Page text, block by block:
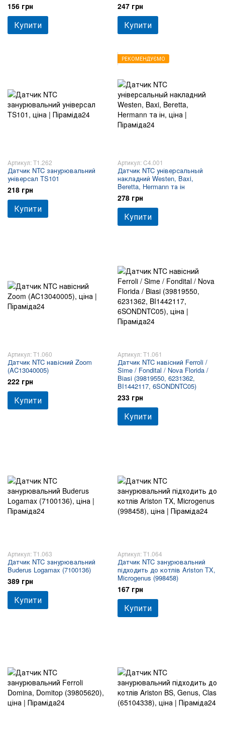
156 грн
Купити
247 грн
Купити
Артикул: T1.262
Датчик NTC занурювальний
універсал TS101
218 грн
Купити
РЕКОМЕНДУЄМО
Артикул: C4.001
Датчик NTC універсальный
накладний Westen, Baxi,
Beretta, Hermann та ін
278 грн
Купити
Артикул: T1.060
Датчик NTC навісний Zoom
(AC13040005)
222 грн
Купити
Артикул: T1.061
Датчик NTC навісний Ferroli /
Sime / Fondital / Nova Florida /
Biasi (39819550, 6231362,
BI1442117, 6SONDNTC05)
233 грн
Купити
Артикул: T1.063
Датчик NTC занурювальний
Buderus Logamax (7100136)
389 грн
Купити
Артикул: T1.064
Датчик NTC занурювальний
підходить до котлів Ariston TX,
Microgenus (998458)
167 грн
Купити